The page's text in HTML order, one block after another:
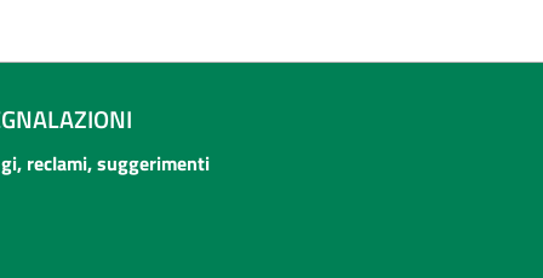
reclami, suggerimenti